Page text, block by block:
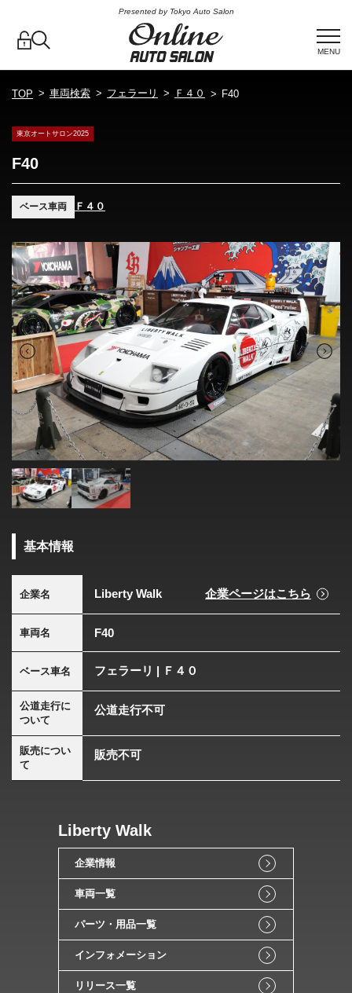
Presented by Tokyo Auto Salon
MENU
TOP 車両検索 フェラーリ Ｆ４０ F40
東京オートサロン2025
F40
ベース車両 Ｆ４０
基本情報
企業名 Liberty Walk 企業ページはこちら
車両名 F40
ベース車名 フェラーリ | Ｆ４０
公道走行に
ついて
公道走行不可
販売につい
て
販売不可
Liberty Walk
企業情報
車両一覧
パーツ・用品一覧
インフォメーション
リリース一覧